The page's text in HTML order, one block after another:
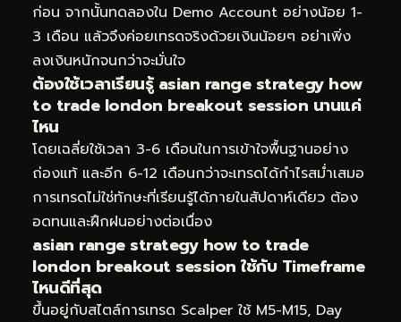
ก่อน จากนั้นทดลองใน Demo Account อย่างน้อย 1-
3 เดือน แล้วจึงค่อยเทรดจริงด้วยเงินน้อยๆ อย่าเพิ่ง
ลงเงินหนักจนกว่าจะมั่นใจ
ต้องใช้เวลาเรียนรู้ asian range strategy how
to trade london breakout session นานแค่
ไหน
โดยเฉลี่ยใช้เวลา 3-6 เดือนในการเข้าใจพื้นฐานอย่าง
ถ่องแท้ และอีก 6-12 เดือนกว่าจะเทรดได้กำไรสม่ำเสมอ
การเทรดไม่ใช่ทักษะที่เรียนรู้ได้ภายในสัปดาห์เดียว ต้อง
อดทนและฝึกฝนอย่างต่อเนื่อง
asian range strategy how to trade
london breakout session ใช้กับ Timeframe
ไหนดีที่สุด
ขึ้นอยู่กับสไตล์การเทรด Scalper ใช้ M5-M15, Day